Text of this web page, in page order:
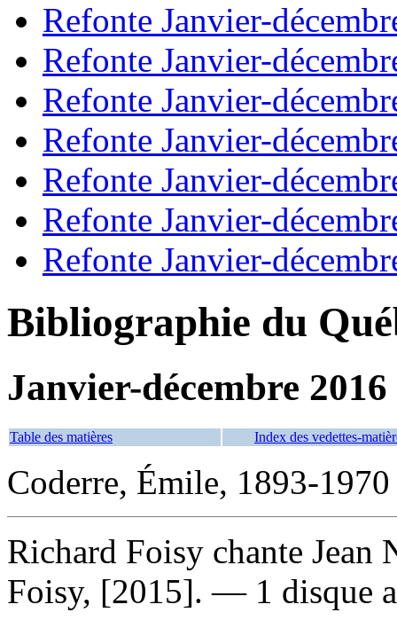
Refonte Janvier-
Refonte Janvier-
Refonte Janvier-
Refonte Janvier-
Refonte Janvier-
Refonte Janvier-
Refonte Janvier-
Bibliographie du
Janvier-décembre 2016
Table des matières Index des vedettes-
Coderre, Émile, 1893-
Richard Foisy chante Jean
Foisy, [2015]. — 1 disque